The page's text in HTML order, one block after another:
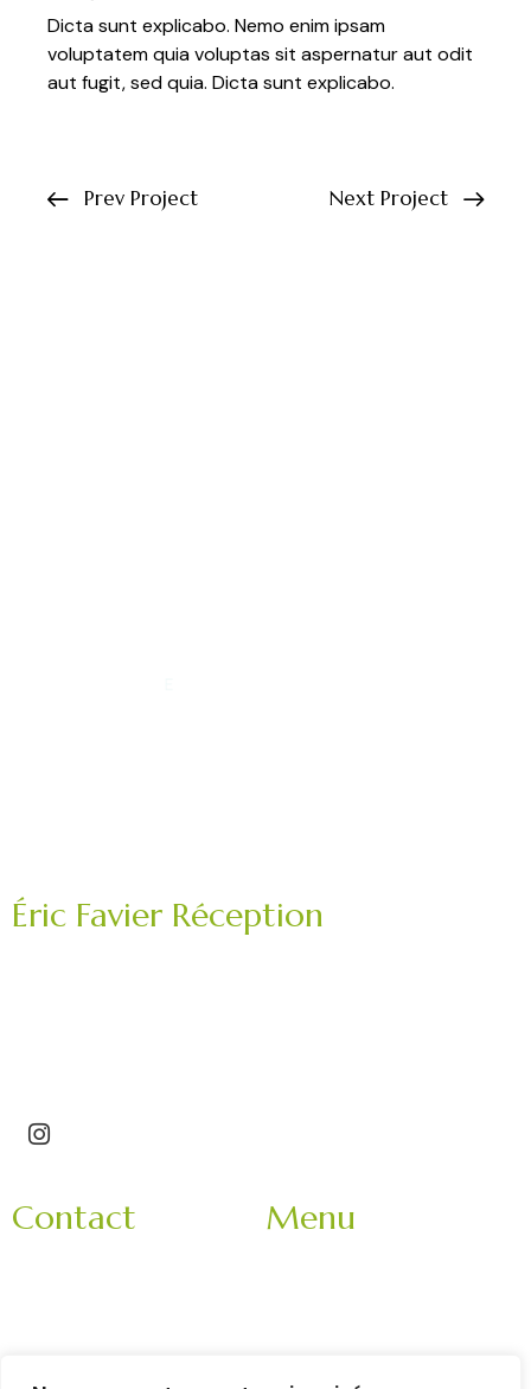
Dicta sunt explicabo. Nemo enim ipsam
voluptatem quia voluptas sit aspernatur aut odit
aut fugit, sed quia. Dicta sunt explicabo.
Prev Project Next Project
Éric Favier Réception
Contact
9h-18h
Menu